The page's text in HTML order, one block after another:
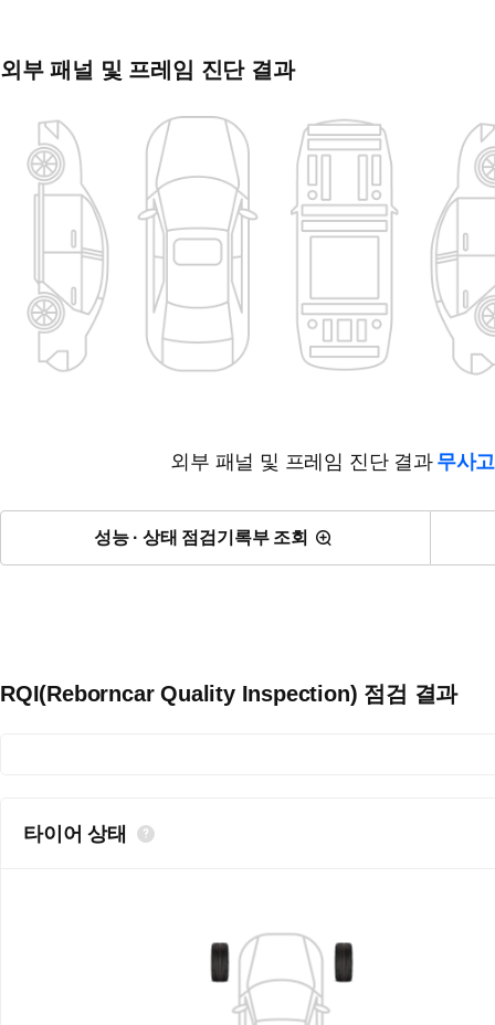
외부 패널 및 프레임 진단 결과
외부 패널 및 프레임 진단 결과 무사
성능 · 상태 점검기록부 조회
RQI(Reborncar Quality Inspection) 점검 결과
타이어 상태